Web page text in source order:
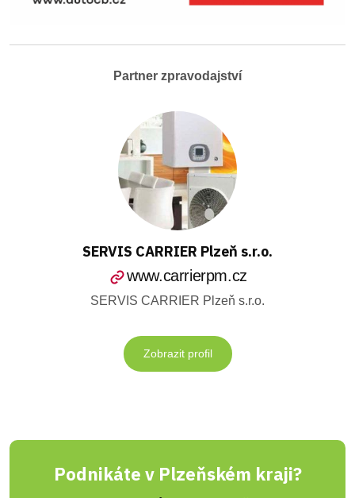
Partner zpravodajství
SERVIS CARRIER Plzeň s.r.o.
www.carrierpm.cz
SERVIS CARRIER Plzeň s.r.o.
Zobrazit profil
Podnikáte v Plzeňském kraji?